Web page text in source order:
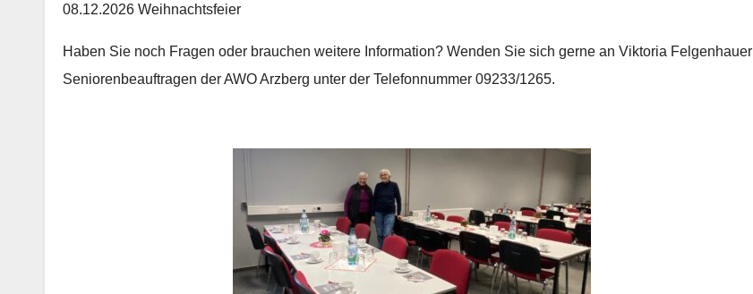
08.12.2026 Weihnachtsfeier
Haben Sie noch Fragen oder brauchen weitere Information? Wenden Sie sich gerne an Viktoria Felgenhauer
Seniorenbeauftragen der AWO Arzberg unter der Telefonnummer 09233/1265.